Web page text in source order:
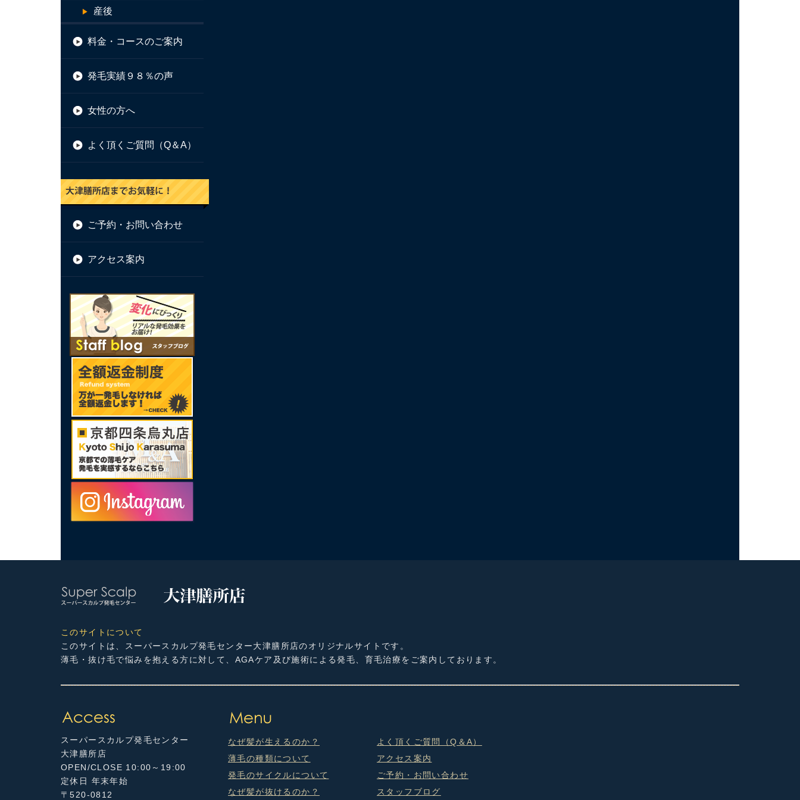
産後
料金・コースのご案内
発毛実績９８％の声
女性の方へ
よく頂くご質問（Q＆A）
ご予約・お問い合わせ
アクセス案内
このサイトについて
このサイトは、スーパースカルプ発毛センター大津膳所店のオリジナルサイトです。
薄毛・抜け毛で悩みを抱える方に対して、AGAケア及び施術による発毛、育毛治療をご案内しております。
スーパースカルプ発毛センター
大津膳所店
OPEN/CLOSE 10:00～19:00
定休日 年末年始
〒520-0812
なぜ髪が生えるのか？
薄毛の種類について
発毛のサイクルについて
なぜ髪が抜けるのか？
よく頂くご質問（Q＆A）
アクセス案内
ご予約・お問い合わせ
スタッフブログ